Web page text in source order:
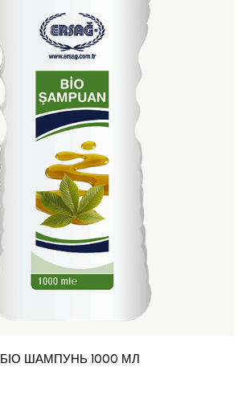
БІО ШАМПУНЬ 1000 МЛ